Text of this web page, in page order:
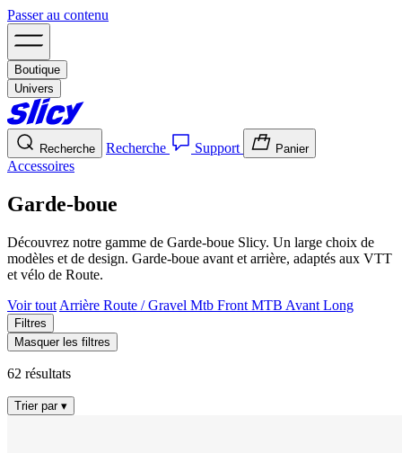
Passer au contenu
Boutique
Univers
Recherche Recherche Support Panier
Accessoires
Garde-boue
Découvrez notre gamme de Garde-boue Slicy. Un large choix de
modèles et de design. Garde-boue avant et arrière, adaptés aux VTT
et vélo de Route.
Voir tout Arrière Route / Gravel Mtb Front MTB Avant Long
Filtres
Masquer les filtres
62 résultats
Trier par ▾